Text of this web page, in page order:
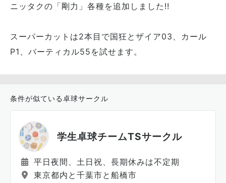
ニッタクの「剛力」各種を追加しました!!
スーパーカットは2本目で国狂とザイア03、カール
P1、バーティカル55を試せます。
条件が似ている卓球サークル
学生卓球チームTSサークル
平日夜間、土日祝、長期休みは不定期
東京都内と千葉市と船橋市